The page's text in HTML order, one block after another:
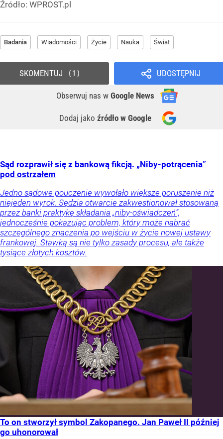
Źródło: WPROST.pl
Badania Wiadomości Życie Nauka Świat
UDOSTĘPNIJ
Obserwuj nas w Google News
Dodaj jako źródło w Google
SKOMENTUJ 1
Sąd rozprawił się z bankową fikcją. „Niby-potrącenia”
pod ostrzałem
Jedno sądowe pouczenie wywołało większe poruszenie niż
niejeden wyrok. Sędzia otwarcie zakwestionował stosowaną
przez banki praktykę składania „niby-oświadczeń”,
jednocześnie pokazując problem, który może nabrać
szczególnego znaczenia po wejściu w życie nowej ustawy
frankowej. Stawką są nie tylko zasady procesu, ale także
tysiące złotych kosztów.
To on stworzył symbol Zakopanego. Jan Paweł II później
go uhonorował